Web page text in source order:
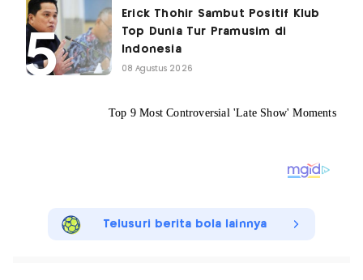
Erick Thohir Sambut Positif Klub
Top Dunia Tur Pramusim di
Indonesia
08 Agustus 2026
Telusuri berita bola lainnya